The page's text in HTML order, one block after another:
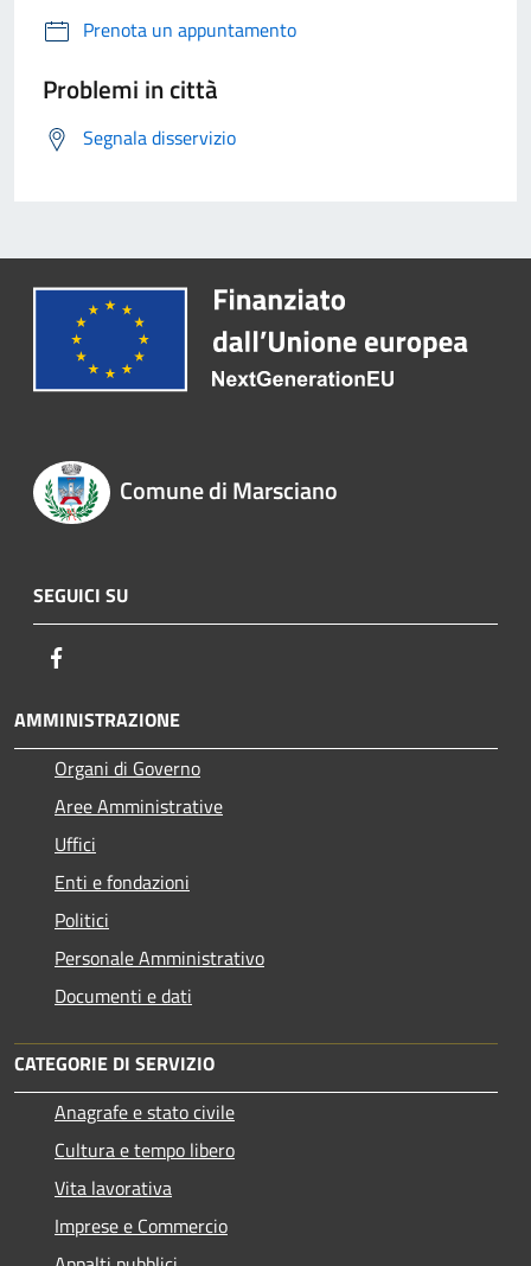
Prenota un appuntamento
Problemi in città
Segnala disservizio
Comune di Marsciano
SEGUICI SU
AMMINISTRAZIONE
Organi di Governo
Aree Amministrative
Uffici
Enti e fondazioni
Politici
Personale Amministrativo
Documenti e dati
CATEGORIE DI SERVIZIO
Anagrafe e stato civile
Cultura e tempo libero
Vita lavorativa
Imprese e Commercio